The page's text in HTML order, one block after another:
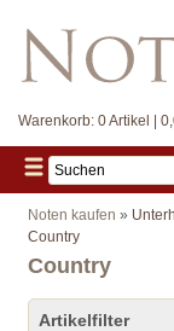
Warenkorb: 0 Artikel |
Noten kaufen »
Country
Country
Artikelfilter